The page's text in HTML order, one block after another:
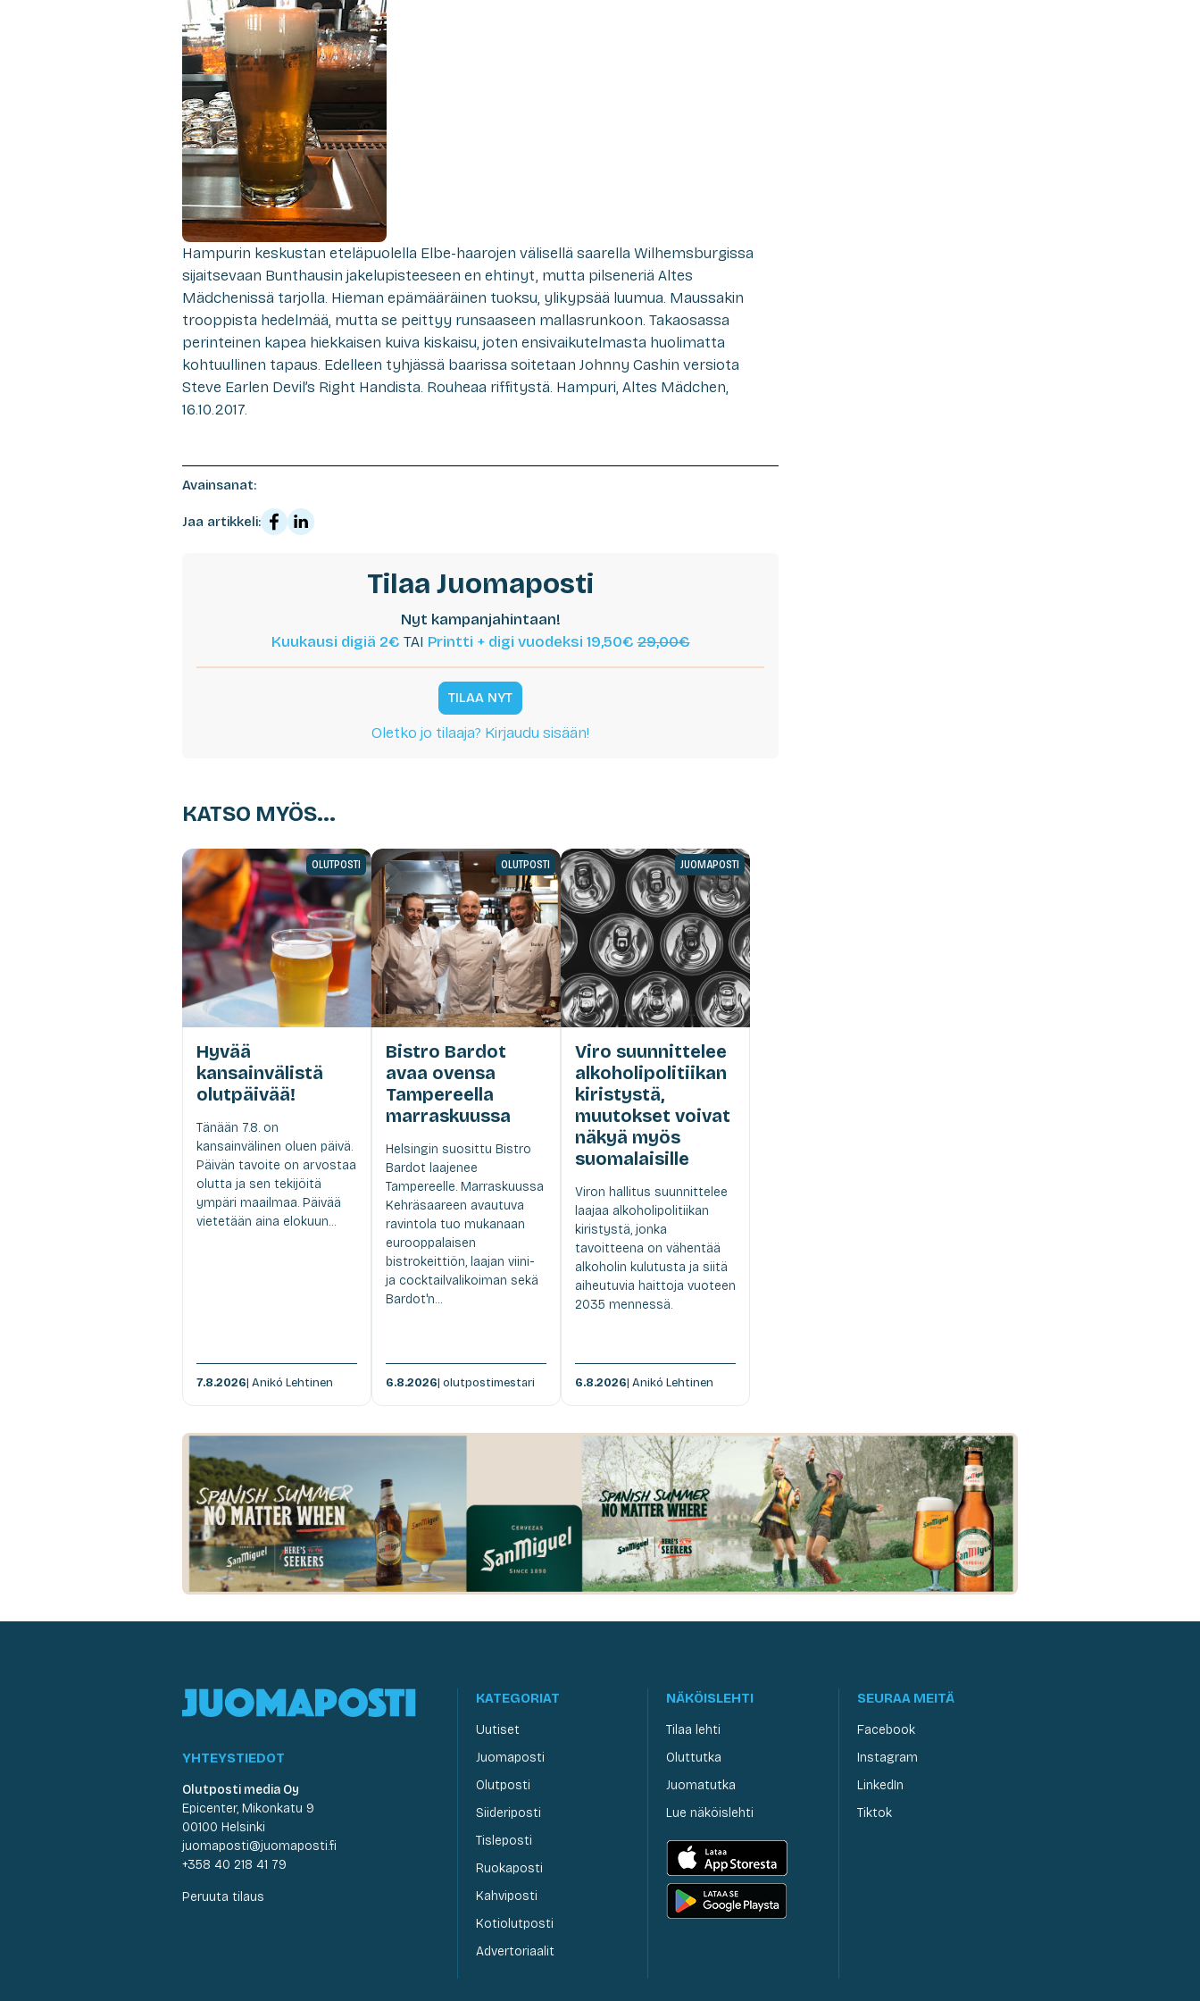
Hampurin keskustan eteläpuolella Elbe-haarojen välisellä saarella Wilhemsburgissa
sijaitsevaan Bunthausin jakelupisteeseen en ehtinyt, mutta pilseneriä Altes
Mädchenissä tarjolla. Hieman epämääräinen tuoksu, ylikypsää luumua. Maussakin
trooppista hedelmää, mutta se peittyy runsaaseen mallasrunkoon. Takaosassa
perinteinen kapea hiekkaisen kuiva kiskaisu, joten ensivaikutelmasta huolimatta
kohtuullinen tapaus. Edelleen tyhjässä baarissa soitetaan Johnny Cashin versiota
Steve Earlen Devil’s Right Handista. Rouheaa riffitystä. Hampuri, Altes Mädchen,
16.10.2017.
Avainsanat:
Jaa artikkeli:
Tilaa Juomaposti
Nyt kampanjahintaan!
Kuukausi digiä 2€ TAI Printti + digi vuodeksi 19,50€29,00€
TILAA NYT
Oletko jo tilaaja? Kirjaudu sisään!
KATSO MYÖS...
OLUTPOSTI
Hyvää
kansainvälistä
olutpäivää!
Tänään 7.8. on
kansainvälinen oluen päivä.
Päivän tavoite on arvostaa
olutta ja sen tekijöitä
ympäri maailmaa. Päivää
vietetään aina elokuun...
7.8.2026| Anikó Lehtinen
OLUTPOSTI
Bistro Bardot
avaa ovensa
Tampereella
marraskuussa
Helsingin suosittu Bistro
Bardot laajenee
Tampereelle. Marraskuussa
Kehräsaareen avautuva
ravintola tuo mukanaan
eurooppalaisen
bistrokeittiön, laajan viini-
ja cocktailvalikoiman sekä
Bardot'n...
6.8.2026| olutpostimestari
JUOMAPOSTI
Viro suunnittelee
alkoholipolitiikan
kiristystä,
muutokset voivat
näkyä myös
suomalaisille
Viron hallitus suunnittelee
laajaa alkoholipolitiikan
kiristystä, jonka
tavoitteena on vähentää
alkoholin kulutusta ja siitä
aiheutuvia haittoja vuoteen
2035 mennessä.
6.8.2026| Anikó Lehtinen
YHTEYSTIEDOT
Olutposti media Oy
Epicenter, Mikonkatu 9
00100 Helsinki
juomaposti@juomaposti.fi
+358 40 218 41 79
Peruuta tilaus
KATEGORIAT
Uutiset
Juomaposti
Olutposti
Siideriposti
Tisleposti
Ruokaposti
Kahviposti
Kotiolutposti
Advertoriaalit
NÄKÖISLEHTI
Tilaa lehti
Oluttutka
Juomatutka
Lue näköislehti
SEURAA MEITÄ
Facebook
Instagram
LinkedIn
Tiktok